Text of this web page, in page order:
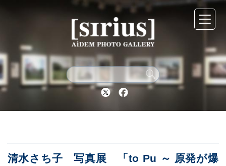
Twitter Facebook
清水さち子 写真展 「to Pu ～ 原発が爆
シリウスについて
展示スケジュール
アクセス